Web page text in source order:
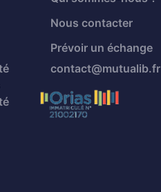
Nous contacter
Prévoir un échange
contact@mutualib.fr